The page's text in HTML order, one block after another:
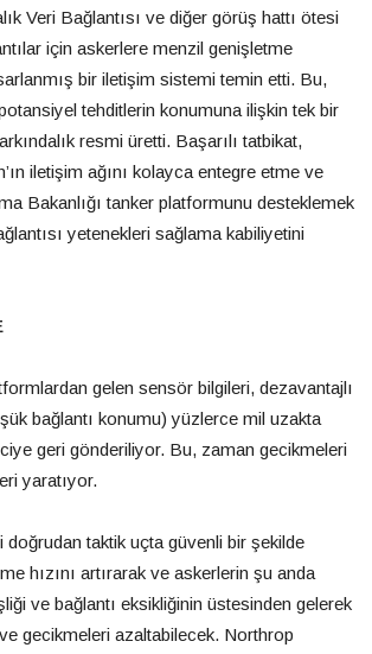
Veri Bağlantısı ve diğer görüş hattı ötesi
için askerlere menzil genişletme
bir iletişim sistemi temin etti. Bu,
tehditlerin konumuna ilişkin tek bir
resmi üretti. Başarılı tatbikat,
iletişim ağını kolayca entegre etme ve
Bakanlığı tanker platformunu desteklemek
yetenekleri sağlama kabiliyetini
gelen sensör bilgileri, dezavantajlı
bağlantı konumu) yüzlerce mil uzakta
geri gönderiliyor. Bu, zaman gecikmeleri
yaratıyor.
doğrudan taktik uçta güvenli bir şekilde
hızını artırarak ve askerlerin şu anda
ve bağlantı eksikliğinin üstesinden gelerek
ve gecikmeleri azaltabilecek. Northrop